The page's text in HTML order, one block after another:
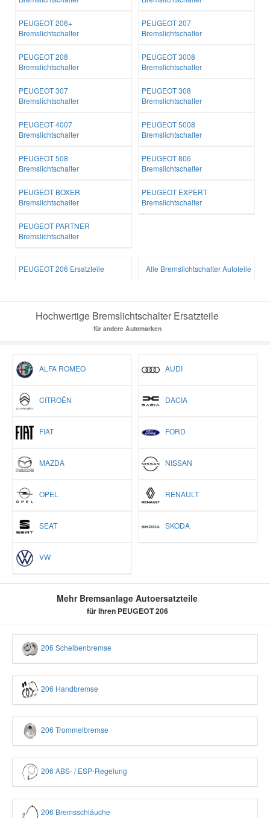
PEUGEOT 206+
Bremslichtschalter
PEUGEOT 207
Bremslichtschalter
PEUGEOT 208
Bremslichtschalter
PEUGEOT 3008
Bremslichtschalter
PEUGEOT 307
Bremslichtschalter
PEUGEOT 308
Bremslichtschalter
PEUGEOT 4007
Bremslichtschalter
PEUGEOT 5008
Bremslichtschalter
PEUGEOT 508
Bremslichtschalter
PEUGEOT 806
Bremslichtschalter
PEUGEOT BOXER
Bremslichtschalter
PEUGEOT EXPERT
Bremslichtschalter
PEUGEOT PARTNER
Bremslichtschalter
PEUGEOT 206 Ersatzteile Alle Bremslichtschalter Autoteile
Hochwertige Bremslichtschalter Ersatzteile
für andere Automarken
ALFA ROMEO AUDI
CITROËN DACIA
FIAT FORD
MAZDA NISSAN
OPEL RENAULT
SEAT SKODA
VW
Mehr Bremsanlage Autoersatzteile
für Ihren PEUGEOT 206
206 Scheibenbremse
206 Handbremse
206 Trommelbremse
206 ABS- / ESP-Regelung
206 Bremsschläuche